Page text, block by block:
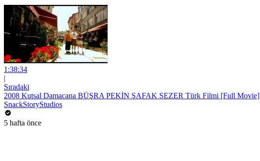
1:38:34
|
Sıradaki
2008 Kutsal Damacana BÜŞRA PEKİN ŞAFAK SEZER Türk Filmi [Full Movie]
SnackStoryStudios
5 hafta önce